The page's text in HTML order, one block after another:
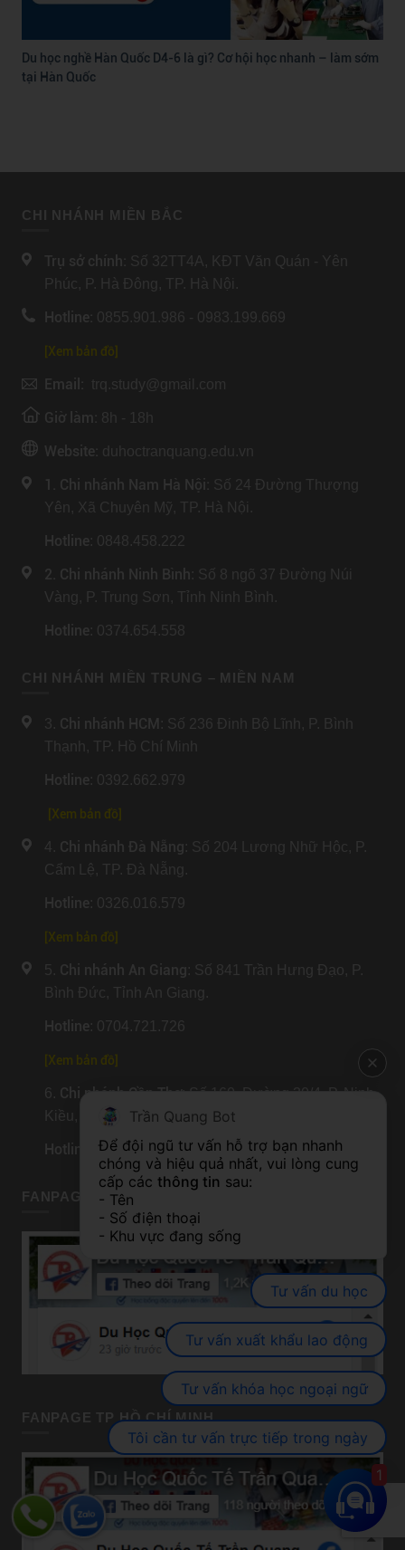
Du học nghề Hàn Quốc D4-6 là gì? Cơ hội học nhanh – làm sớm
tại Hàn Quốc
CHI NHÁNH MIỀN BẮC
Trụ sở chính: Số 32TT4A, KĐT Văn Quán - Yên
Phúc, P. Hà Đông, TP. Hà Nội.
Hotline: 0855.901.986 - 0983.199.669
[Xem bản đồ]
Email: trq.study@gmail.com
Giờ làm: 8h - 18h
Website: duhoctranquang.edu.vn
1. Chi nhánh Nam Hà Nội: Số 24 Đường Thượng
Yên, Xã Chuyên Mỹ, TP. Hà Nội.
Hotline: 0848.458.222
2. Chi nhánh Ninh Bình: Số 8 ngõ 37 Đường Núi
Vàng, P. Trung Sơn, Tỉnh Ninh Bình.
Hotline: 0374.654.558
CHI NHÁNH MIỀN TRUNG – MIỀN NAM
3. Chi nhánh HCM : Số 236 Đinh Bộ Lĩnh, P. Bình
Thạnh, TP. Hồ Chí Minh
Hotline: 0392.662.979
[Xem bản đồ]
4. Chi nhánh Đà Nẵng: Số 204 Lương Nhữ Hộc, P.
Cẩm Lệ, TP. Đà Nẵng.
Hotline: 0326.016.579
Xem bản đồ
5. Chi nhánh An Giang: Số 841 Trần Hưng Đạo, P.
Bình Đức, Tỉnh An Giang.
Hotline: 0704.721.726
Xem bản đồ
6. Chi nhánh Cần Thơ: Số 160, Đường 30/4, P. Ninh
Kiều, TP. Cần Thơ.
Hotline : 0982.905.670
FANPAGE HÀ NỘI
FANPAGE TP HỒ CHÍ MINH
Trần Quang Bot
Để đội ngũ tư vấn hỗ trợ bạn nhanh
chóng và hiệu quả nhất, vui lòng cung
cấp các thông tin sau:
- Tên
- Số điện thoại
- Khu vực đang sống
Tư vấn du học
Tư vấn xuất khẩu lao động
Tư vấn khóa học ngoại ngữ
Tôi cần tư vấn trực tiếp trong ngày
1